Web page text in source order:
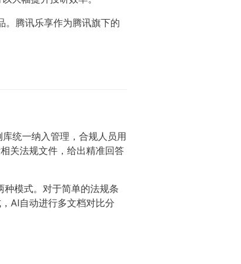
。腾讯乐享作为腾讯旗下的
统一纳入管理，合规人员用
关法规文件，给出精准回答
模式。对于简单的法规条
AI自动进行多文档对比分